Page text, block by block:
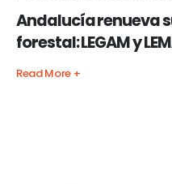
Andalucía renueva
forestal: LEGAM y
Read More +